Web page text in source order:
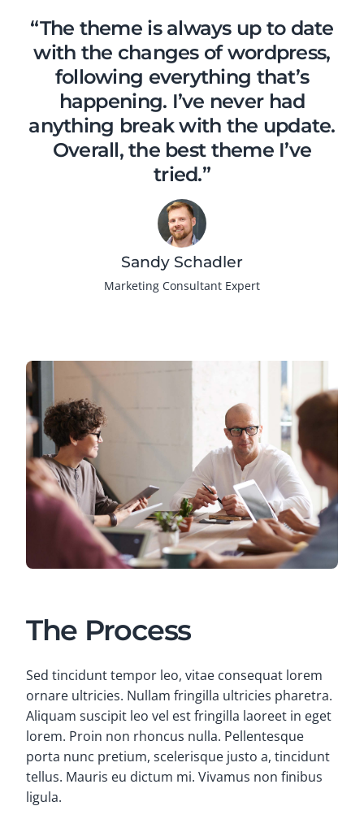
“The theme is always up to date
with the changes of wordpress,
following everything that’s
happening. I’ve never had
anything break with the update.
Overall, the best theme I’ve
tried.”
Sandy Schadler
Marketing Consultant Expert
The Process
Sed tincidunt tempor leo, vitae consequat lorem
ornare ultricies. Nullam fringilla ultricies pharetra.
Aliquam suscipit leo vel est fringilla laoreet in eget
lorem. Proin non rhoncus nulla. Pellentesque
porta nunc pretium, scelerisque justo a, tincidunt
tellus. Mauris eu dictum mi. Vivamus non finibus
ligula.